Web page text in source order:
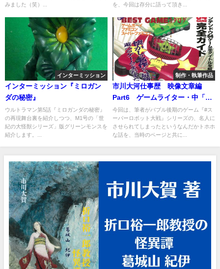
みました（笑）...
を、今回は存分に語って頂き...
インターミッション
インターミッション『ミロガン
ダの秘密』
ウルトラマン第5話『ミロガンダの秘密』
の再現舞台裏を紹介しつつ、M1号の「世
紀の大怪獣シリーズ」版グリーンモンスを
紹介します。...
制作・執筆作品
市川大河仕事歴 映像文章編
Part6 ゲームライター・中「す
まじきものはフリーライター」
今回は、筆者がバブル後期のゲーム『#ス
ーパーロボット大戦』シリーズの、名人に
させられてしまったというなんだかトホホ
な話を、当時のページと共に...